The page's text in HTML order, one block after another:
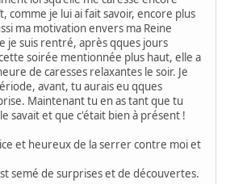
comme je lui ai fait savoir, encore plus
ma motivation envers ma Reine
je suis rentré, après qques jours
soirée mentionnée plus haut, elle a
de caresses relaxantes le soir. Je
avant, tu aurais eu qques
Maintenant tu en as tant que tu
savait et que c'était bien à présent !
et heureux de la serrer contre moi et
semé de surprises et de découvertes.